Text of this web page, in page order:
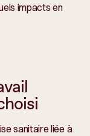
impacts en
sanitaire liée à